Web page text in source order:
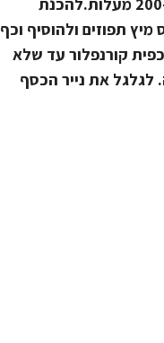
תפוזים ולהוסיף וכף
לערבב 1/2 כוס יין לבן עם כפית קורנפלור עד שלא
לגלגל את נייר הכסף